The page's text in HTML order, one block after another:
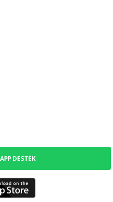
DESTEK